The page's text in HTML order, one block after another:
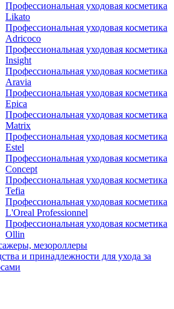
Профессиональная уходовая косметика
Likato
Профессиональная уходовая косметика
Adricoco
Профессиональная уходовая косметика
Insight
Профессиональная уходовая косметика
Aravia
Профессиональная уходовая косметика
Epica
Профессиональная уходовая косметика
Matrix
Профессиональная уходовая косметика
Estel
Профессиональная уходовая косметика
Concept
Профессиональная уходовая косметика
Tefia
Профессиональная уходовая косметика
L'Oreal Professionnel
Профессиональная уходовая косметика
Ollin
мезороллеры
и принадлежности для ухода за